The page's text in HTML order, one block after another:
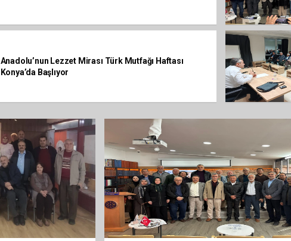
Anadolu’nun Lezzet Mirası Türk Mutfağı Haftası
Konya’da Başlıyor